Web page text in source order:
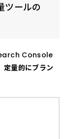
ツールの
Console
定量的にブラン